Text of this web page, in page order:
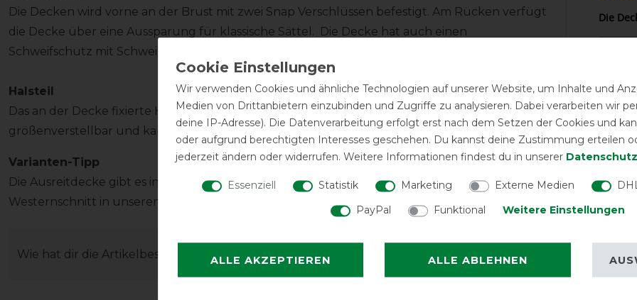
Die Decken wird vorne an der Brust mit zwei Snap Verschlüssen befestigt. Am Rücken verfügt
die Decke über eine Aussparung für klassische Sättel. Die Decke hat auch einen
Schweifschutz mit Schweifriemen.
Halsteil
Das an der Decke fixierte Halsteil mit Stirnriemen ist über die Klettverschlüsse
größenverstellbar und kann bei Nichtgebrauch eingerollt werden.
Varianten-Tipp
Die Ausreitdecke gibt es in verschiedenen Farben, mit und ohne Fransen sowie im
Westernschnitt in unserem Shop.
Wie hat dir die Artikelbeschreibung gefallen?
Die
Gute
Tolle
Eine
stabil.
Wir verwenden Cookies und ähnliche Technologien auf unserer Website, um Inhalte und
Medien von Drittanbietern einzubinden und Zugriffe zu analysieren. Dabei verarbeiten wir
deine IP-Adresse). Die Datenverarbeitung erfolgt erst nach dem Setzen der Cookies und
oder aufgrund berechtigten Interesses geschehen. Du kannst deine Zustimmung erteilen
jederzeit ändern oder widerrufen. Weitere Informationen findest du in unserer
Essenziell Statistik Marketing Externe Medien
PayPal
Funktional Weitere Einstellungen
ALLE AKZEPTIEREN ALLE ABLEHNEN